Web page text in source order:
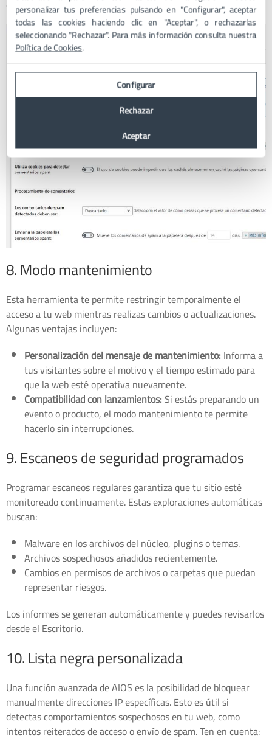
contenido irrelevante.
8. Modo mantenimiento
Esta herramienta te permite restringir temporalmente el
acceso a tu web mientras realizas cambios o actualizaciones.
Algunas ventajas incluyen:
Personalización del mensaje de mantenimiento: Informa a
tus visitantes sobre el motivo y el tiempo estimado para
que la web esté operativa nuevamente.
Compatibilidad con lanzamientos:Si estás preparando un
evento o producto, el modo mantenimiento te permite
hacerlo sin interrupciones.
9. Escaneos de seguridad programados
Programar escaneos regulares garantiza que tu sitio esté
monitoreado continuamente. Estas exploraciones automáticas
buscan:
Malware en los archivos del núcleo, plugins o temas.
Archivos sospechosos añadidos recientemente.
Cambios en permisos de archivos o carpetas que puedan
representar riesgos.
Los informes se generan automáticamente y puedes revisarlos
desde el Escritorio.
10. Lista negra personalizada
Una función avanzada de AIOS es la posibilidad de bloquear
manualmente direcciones IP específicas. Esto es útil si
detectas comportamientos sospechosos en tu web, como
intentos reiterados de acceso o envío de spam. Ten en cuenta:
personalizar tus preferencias pulsando en "Configurar", aceptar
todas las cookies haciendo clic en "Aceptar", o rechazarlas
seleccionando "Rechazar". Para más información consulta nuestra
Política de Cookies.
Configurar
Rechazar
Aceptar